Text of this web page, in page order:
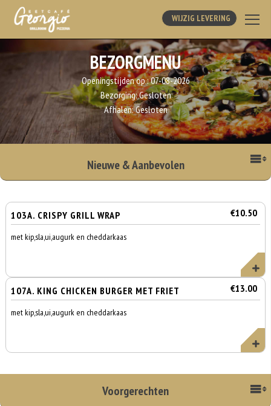
WIJZIG LEVERING
BEZORGMENU
Openingstijden op :07-08-2026
Bezorging:Gesloten
Afhalen:Gesloten
Nieuwe & Aanbevolen
103A. CRISPY GRILL WRAP €10.50
met kip,sla,ui,augurk en cheddarkaas
107A. KING CHICKEN BURGER MET FRIET €13.00
met kip,sla,ui,augurk en cheddarkaas
Voorgerechten